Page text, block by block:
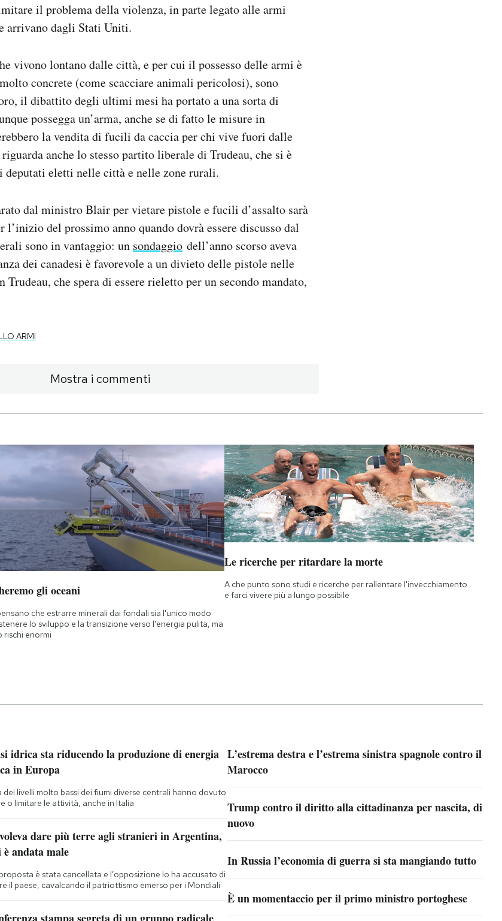
il problema della violenza, in parte legato alle armi
arrivano dagli Stati Uniti.
vivono lontano dalle città, e per cui il possesso delle armi è
concrete (come scacciare animali pericolosi), sono
il dibattito degli ultimi mesi ha portato a una sorta di
possegga un’arma, anche se di fatto le misure in
la vendita di fucili da caccia per chi vive fuori dalle
anche lo stesso partito liberale di Trudeau, che si è
eletti nelle città e nelle zone rurali.
dal ministro Blair per vietare pistole e fucili d’assalto sarà
del prossimo anno quando dovrà essere discusso dal
sono in vantaggio: un sondaggio dell’anno scorso aveva
dei canadesi è favorevole a un divieto delle pistole nelle
che spera di essere rieletto per un secondo mandato,
ARMI
Mostra i commenti
gli oceani
che estrarre minerali dai fondali sia l'unico modo
lo sviluppo e la transizione verso l'energia pulita, ma
rischi enormi
Le ricerche per ritardare la morte
A che punto sono studi e ricerche per rallentare l'invecchiamento
e farci vivere più a lungo possibile
idrica sta riducendo la produzione di energia
in Europa
dei livelli molto bassi dei fiumi diverse centrali hanno dovuto
o limitare le attività, anche in Italia
dare più terre agli stranieri in Argentina,
andata male
è stata cancellata e l’opposizione lo ha accusato di
il paese, cavalcando il patriottismo emerso per i Mondiali
L’estrema destra e l’estrema sinistra spagnole contro il
Marocco
Trump contro il diritto alla cittadinanza per nascita, di
nuovo
In Russia l’economia di guerra si sta mangiando tutto
È un momentaccio per il primo ministro portoghese